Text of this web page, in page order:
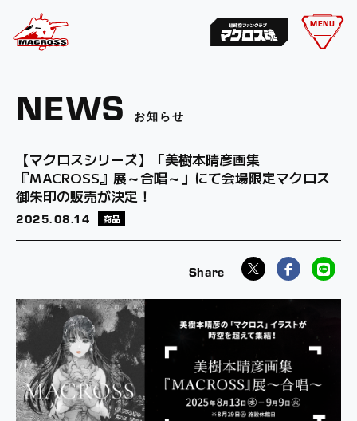
MENU
NEWS お知らせ
【マクロスシリーズ】「美樹本晴彦画集
『MACROSS』展～合唱～」にて会場限定マクロス
御朱印の販売が決定！
2025.08.14 商品